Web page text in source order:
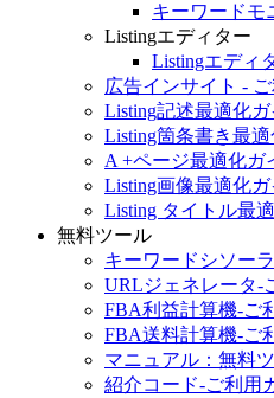
キーワードモ
Listingエディター
Listingエディ
広告インサイト -
Listing記述最適化ガ
Listing箇条書き最
A +ページ最適化ガ
Listing画像最適化ガ
Listing タイトル最
無料ツール
キーワードシソー
URLジェネレータ-
FBA利益計算機-ご
FBA送料計算機-ご
マニュアル：無料
紹介コード-ご利用